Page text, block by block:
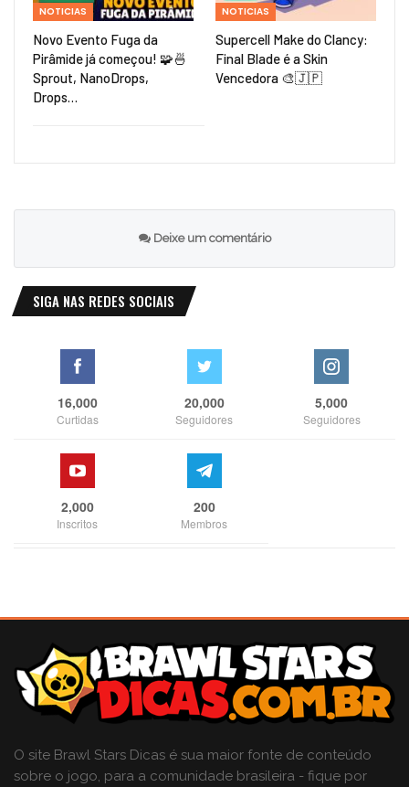
NOTICIAS
Novo Evento Fuga da
Pirâmide já começou! 🧩🍜
Sprout, NanoDrops,
Drops…
NOTICIAS
Supercell Make do Clancy:
Final Blade é a Skin
Vencedora 🎨🇯🇵
Deixe um comentário
SIGA NAS REDES SOCIAIS
16,000
Curtidas
20,000
Seguidores
5,000
Seguidores
2,000
Inscritos
200
Membros
O site Brawl Stars Dicas é sua maior fonte de conteúdo
sobre o jogo, para a comunidade brasileira - fique por